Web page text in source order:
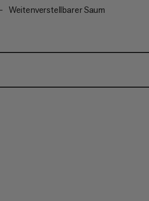
Weitenverstellbarer Saum